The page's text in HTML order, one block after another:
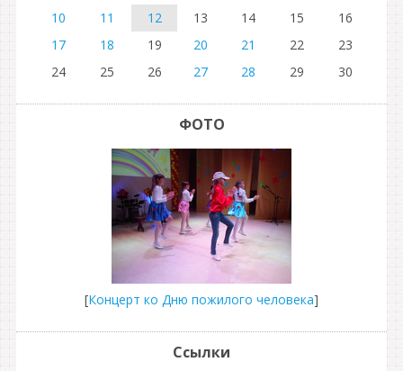
10
11 12 13 14 15
16
17
18 19 20 21 22
23
24
25 26 27 28 29 30
ФОТО
[Концерт ко Дню пожилого человека]
Ссылки